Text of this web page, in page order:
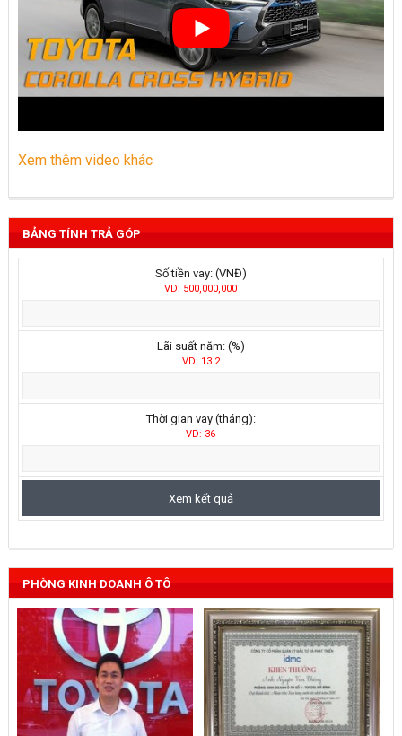
Xem thêm video khác
BẢNG TÍNH TRẢ GÓP
Số tiền vay: (VNĐ)
VD: 500,000,000
Lãi suất năm: (%)
VD: 13.2
Thời gian vay (tháng):
VD: 36
PHÒNG KINH DOANH Ô TÔ